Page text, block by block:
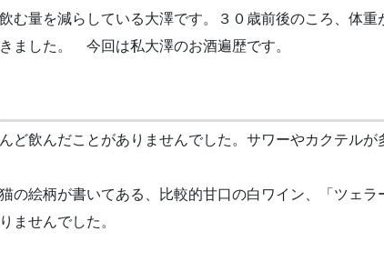
む量を減らしている大澤です。３０歳前後のころ、体
ました。 今回は私大澤のお酒遍歴です。
ど飲んだことがありませんでした。サワーやカクテルが
の絵柄が書いてある、比較的甘口の白ワイン、「ツェラ
ませんでした。